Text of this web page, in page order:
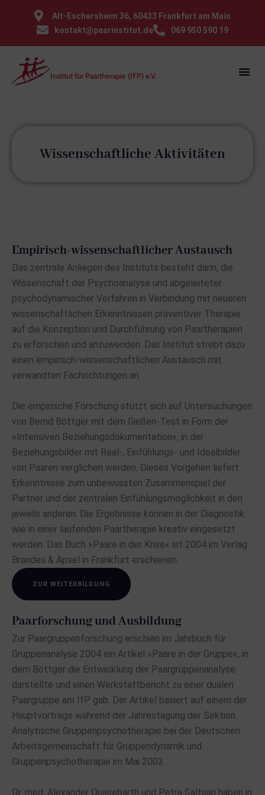
⁠Alt-Eschersheim 36, 60433 Frankfurt am Main
kontakt@paarinstitut.de
069 950 590 19
Institut für Paartherapie (IFP) e.V.
Wissenschaftliche Aktivitäten
Empirisch-wissenschaftlicher Austausch
Das zentrale Anliegen des Instituts besteht darin, die
Wissenschaft der Psychoanalyse und abgeleiteter
psychodynamischer Verfahren in Verbindung mit neueren
wissenschaftlichen Erkenntnissen präventiver Therapie
auf die Konzeption und Durchführung von Paartherapien
zu erforschen und anzuwenden. Das Institut strebt dazu
einen empirisch-wissenschaftlichen Austausch mit
verwandten Fachrichtungen an.
Die empirische Forschung stützt sich auf Untersuchungen
von Bernd Böttger mit dem Gießen-Test in Form der
»Intensiven Beziehungsdokumentation«, in der
Beziehungsbilder mit Real-, Einfühlungs- und Idealbilder
von Paaren verglichen werden. Dieses Vorgehen liefert
Erkenntnisse zum unbewussten Zusammenspiel der
Partner und der zentralen Einfühlungsmöglichkeit in den
jeweils anderen. Die Ergebnisse können in der Diagnostik
wie in einer laufenden Paartherapie kreativ eingesetzt
werden. Das Buch »Paare in der Krise« ist 2004 im Verlag
Brandes & Apsel in Frankfurt erschienen.
ZUR WEITERBILDUNG
Paarforschung und Ausbildung
Zur Paargruppenforschung erschien im Jahrbuch für
Gruppenanalyse 2004 ein Artikel »Paare in der Gruppe«, in
dem Böttger die Entwicklung der Paargruppenanalyse
darstellte und einen Werkstattbericht zu einer dualen
Paargruppe am IfP gab. Der Artikel basiert auf einem der
Hauptvorträge während der Jahrestagung der Sektion
Analytische Gruppenpsychotherapie bei der Deutschen
Arbeitsgemeinschaft für Gruppendynamik und
Gruppenpsychotherapie im Mai 2003.
Dr. med. Alexander Quasebarth und Petra Saltuari haben in